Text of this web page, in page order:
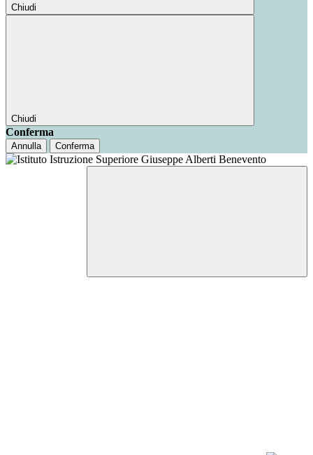
Chiudi
Chiudi
Conferma
Annulla Conferma